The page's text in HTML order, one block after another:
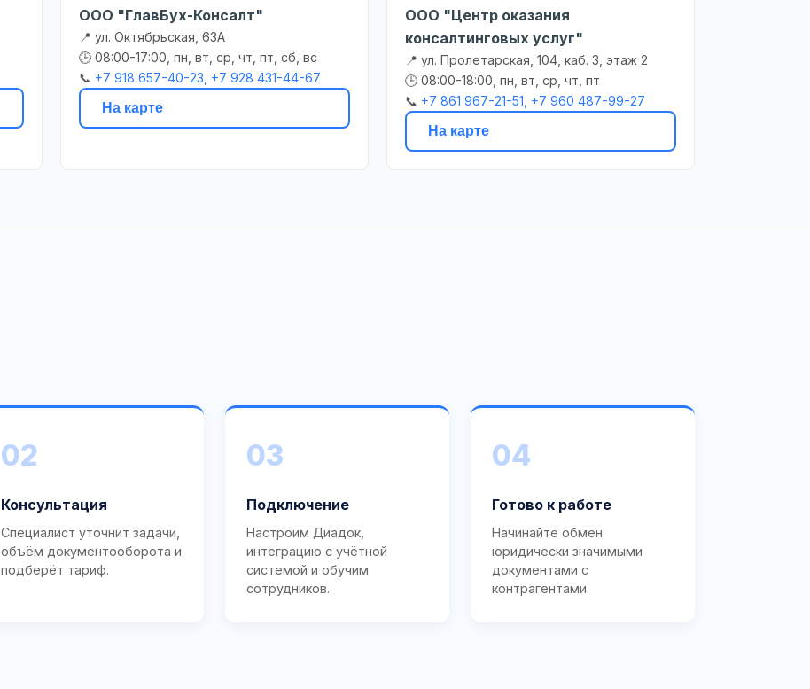
ООО "ГлавБух-Консалт"
📍 ул. Октябрьская, 63А
🕒 08:00-17:00, пн, вт, ср, чт, пт, сб, вс
📞 +7 918 657-40-23, +7 928 431-44-67
На карте
ООО "Центр оказания
консалтинговых услуг"
📍 ул. Пролетарская, 104, каб. 3, этаж 2
🕒 08:00-18:00, пн, вт, ср, чт, пт
📞 +7 861 967-21-51, +7 960 487-99-27
На карте
02
Консультация
Специалист уточнит задачи,
объём документооборота и
подберёт тариф.
03
Подключение
Настроим Диадок,
интеграцию с учётной
системой и обучим
сотрудников.
04
Готово к работе
Начинайте обмен
юридически значимыми
документами с
контрагентами.